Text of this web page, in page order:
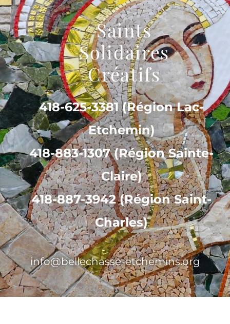
Saints
Solidaires
Créatifs
418-625-3381 (Région Lac-
Etchemin)
418-883-1307 (Région Sainte-
Claire)
418-887-3942 (Région Saint-
Charles)
info@bellechasse-etchemins.org